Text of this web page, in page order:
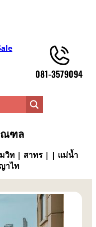
081-3579094
ณฑล
วิท | สาทร | | แม่น้ำ
าไท